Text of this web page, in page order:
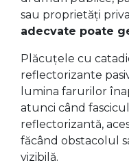
sau proprietăți
adecvate poate
Plăcuțele cu
reflectorizante
lumina farurilor
atunci când
reflectorizantă,
făcând obstacolul
vizibilă.